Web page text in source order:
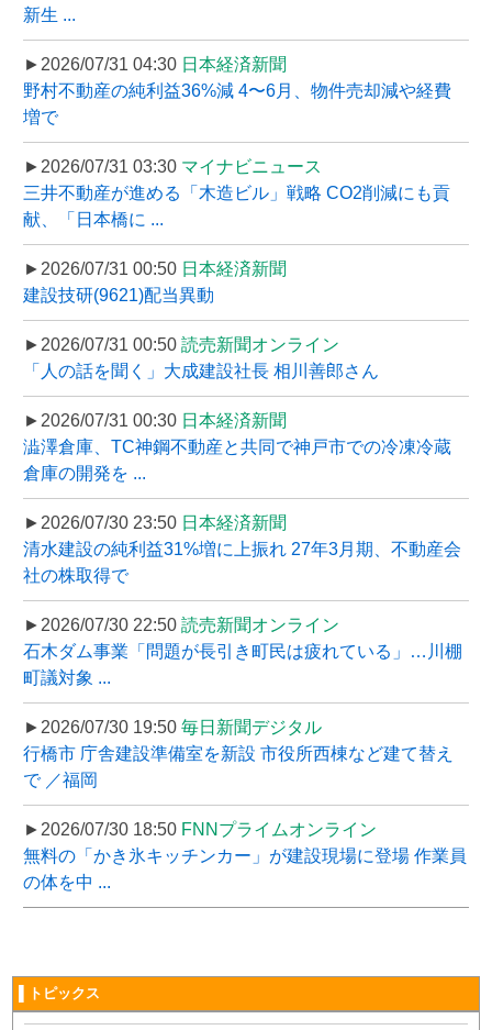
新生 ...
►2026/07/31 04:30 日本経済新聞
野村不動産の純利益36%減 4〜6月、物件売却減や経費
増で
►2026/07/31 03:30 マイナビニュース
三井不動産が進める「木造ビル」戦略 CO2削減にも貢
献、「日本橋に ...
►2026/07/31 00:50 日本経済新聞
建設技研(9621)配当異動
►2026/07/31 00:50 読売新聞オンライン
「人の話を聞く」大成建設社長 相川善郎さん
►2026/07/31 00:30 日本経済新聞
澁澤倉庫、TC神鋼不動産と共同で神戸市での冷凍冷蔵
倉庫の開発を ...
►2026/07/30 23:50 日本経済新聞
清水建設の純利益31%増に上振れ 27年3月期、不動産会
社の株取得で
►2026/07/30 22:50 読売新聞オンライン
石木ダム事業「問題が長引き町民は疲れている」…川棚
町議対象 ...
►2026/07/30 19:50 毎日新聞デジタル
行橋市 庁舎建設準備室を新設 市役所西棟など建て替え
で ／福岡
►2026/07/30 18:50 FNNプライムオンライン
無料の「かき氷キッチンカー」が建設現場に登場 作業員
の体を中 ...
▌トピックス